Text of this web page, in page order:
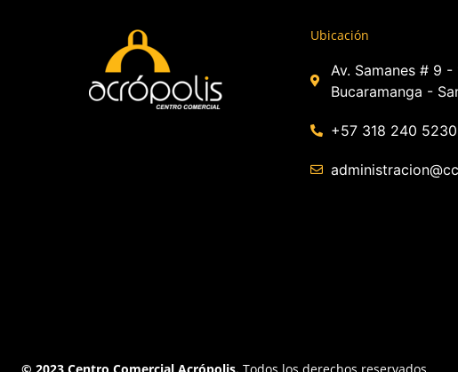
Ubicación
Av. Samanes # 9 -
Bucaramanga -
+57 318 240 5230